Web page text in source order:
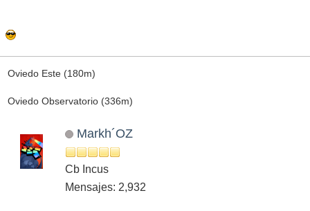
Oviedo Este (180m)
Oviedo Observatorio (336m)
Markh´OZ
Cb Incus
Mensajes: 2,932